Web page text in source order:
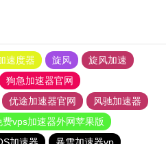
速度器 旋风
旋风加速
狗急加速器官网
优途加速器官网
风驰加速器
费vps加速器外网苹果版